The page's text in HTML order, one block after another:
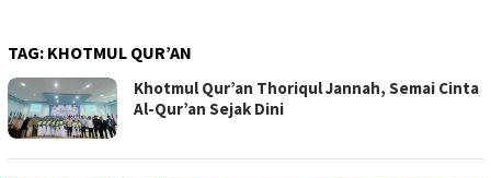
TAG: KHOTMUL QUR’AN
Khotmul Qur’an Thoriqul Jannah, Semai Cinta
Al-Qur’an Sejak Dini